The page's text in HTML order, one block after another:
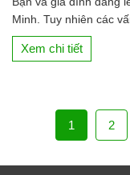
Minh. Tuy nhiên các
Xem chi tiết
1 2